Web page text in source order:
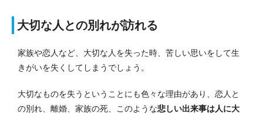
大切な人との別れが訪れる
家族や恋人など、大切な人を失った時、苦しい思いをして生
きがいを失くしてしまうでしょう。
大切なものを失うということにも色々な理由があり、恋人と
の別れ、離婚、家族の死、このような悲しい出来事は人に大